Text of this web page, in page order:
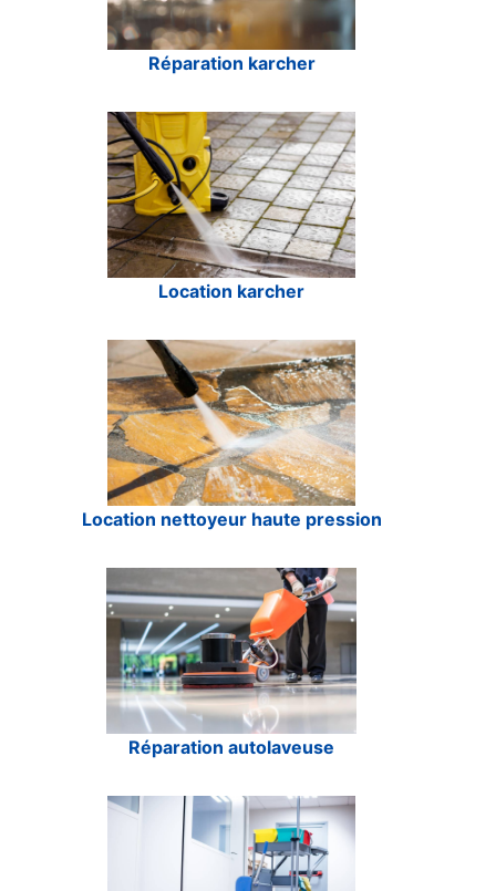
Réparation karcher
Location karcher
Location nettoyeur haute pression
Réparation autolaveuse